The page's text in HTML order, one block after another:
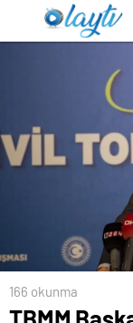
166 okunma